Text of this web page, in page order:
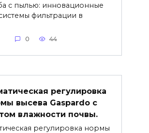
с пылью: инновационные
фильтрации в
0 44
регулировка
высева Gaspardo с
влажности почвы.
регулировка нормы